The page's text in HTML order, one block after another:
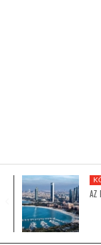
GLOBOTV BP
AZ